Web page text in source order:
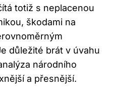
totiž s neplacenou
škodami na
důležité brát v úvahu
národního
a přesnější.